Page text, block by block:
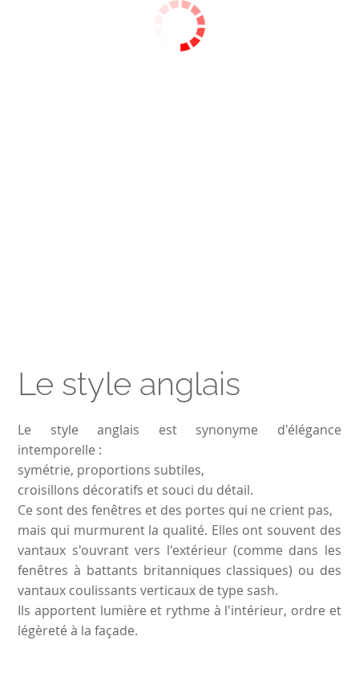
Le style anglais
Le style anglais est synonyme d'élégance
intemporelle :
symétrie, proportions subtiles,
croisillons décoratifs et souci du détail.
Ce sont des fenêtres et des portes qui ne crient pas,
mais qui murmurent la qualité. Elles ont souvent des
vantaux s'ouvrant vers l'extérieur (comme dans les
fenêtres à battants britanniques classiques) ou des
vantaux coulissants verticaux de type sash.
Ils apportent lumière et rythme à l'intérieur, ordre et
légèreté à la façade.